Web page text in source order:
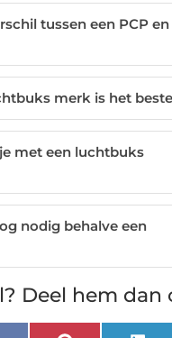
tussen een PCP en
merk is het
met een luchtbuks
nodig behalve een
Deel hem dan